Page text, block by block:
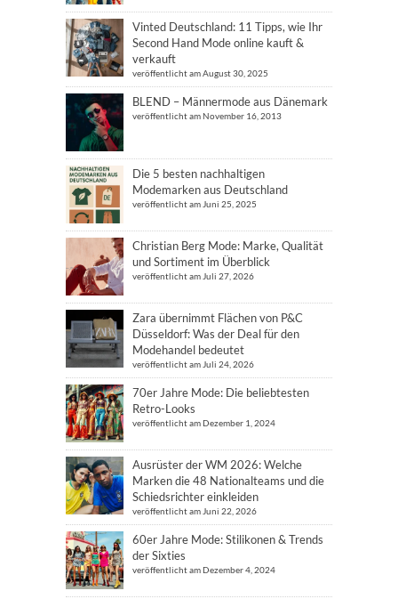
Vinted Deutschland: 11 Tipps, wie Ihr
Second Hand Mode online kauft &
verkauft
veröffentlicht am August 30, 2025
BLEND – Männermode aus Dänemark
veröffentlicht am November 16, 2013
Die 5 besten nachhaltigen
Modemarken aus Deutschland
veröffentlicht am Juni 25, 2025
Christian Berg Mode: Marke, Qualität
und Sortiment im Überblick
veröffentlicht am Juli 27, 2026
Zara übernimmt Flächen von P&C
Düsseldorf: Was der Deal für den
Modehandel bedeutet
veröffentlicht am Juli 24, 2026
70er Jahre Mode: Die beliebtesten
Retro-Looks
veröffentlicht am Dezember 1, 2024
Ausrüster der WM 2026: Welche
Marken die 48 Nationalteams und die
Schiedsrichter einkleiden
veröffentlicht am Juni 22, 2026
60er Jahre Mode: Stilikonen & Trends
der Sixties
veröffentlicht am Dezember 4, 2024